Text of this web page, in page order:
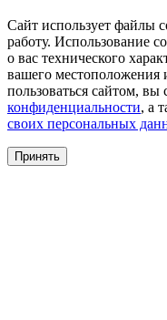
Сайт использует файлы
работу. Использование
о вас технического
вашего
пользоваться сайтом, вы
конфиденциальности, а
своих персональных
Принять